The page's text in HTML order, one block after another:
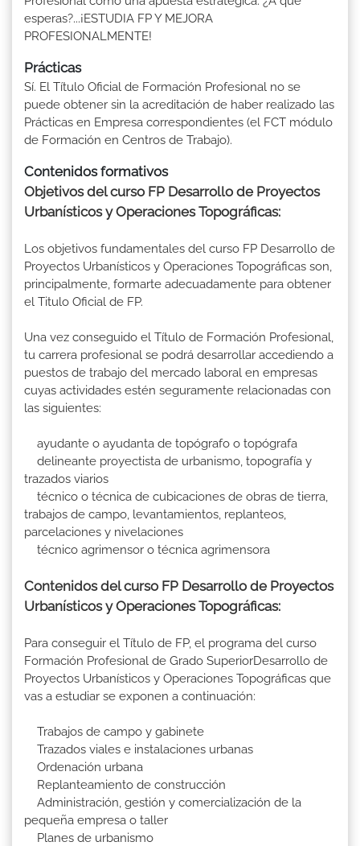
esperas?...¡ESTUDIA FP Y MEJORA
PROFESIONALMENTE!
Prácticas
Sí. El Título Oficial de Formación Profesional no se
puede obtener sin la acreditación de haber realizado las
Prácticas en Empresa correspondientes (el FCT módulo
de Formación en Centros de Trabajo).
Contenidos formativos
Objetivos del curso FP Desarrollo de Proyectos
Urbanísticos y Operaciones Topográficas:
Los objetivos fundamentales del curso FP Desarrollo de
Proyectos Urbanísticos y Operaciones Topográficas son,
principalmente, formarte adecuadamente para obtener
el Titulo Oficial de FP.
Una vez conseguido el Título de Formación Profesional,
tu carrera profesional se podrá desarrollar accediendo a
puestos de trabajo del mercado laboral en empresas
cuyas actividades estén seguramente relacionadas con
las siguientes:
ayudante o ayudanta de topógrafo o topógrafa
delineante proyectista de urbanismo, topografía y
trazados viarios
técnico o técnica de cubicaciones de obras de tierra,
trabajos de campo, levantamientos, replanteos,
parcelaciones y nivelaciones
técnico agrimensor o técnica agrimensora
Contenidos del curso FP Desarrollo de Proyectos
Urbanísticos y Operaciones Topográficas:
Para conseguir el Título de FP, el programa del curso
Formación Profesional de Grado SuperiorDesarrollo de
Proyectos Urbanísticos y Operaciones Topográficas que
vas a estudiar se exponen a continuación:
Trabajos de campo y gabinete
Trazados viales e instalaciones urbanas
Ordenación urbana
Replanteamiento de construcción
Administración, gestión y comercialización de la
pequeña empresa o taller
Planes de urbanismo